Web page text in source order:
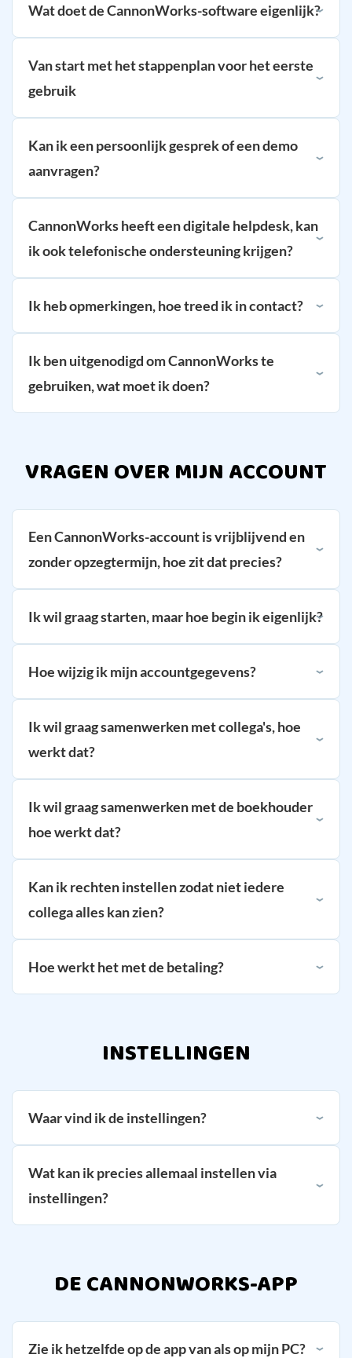
Wat doet de CannonWorks-software eigenlijk?
Van start met het stappenplan voor het eerste
gebruik
Kan ik een persoonlijk gesprek of een demo
aanvragen?
CannonWorks heeft een digitale helpdesk, kan
ik ook telefonische ondersteuning krijgen?
Ik heb opmerkingen, hoe treed ik in contact?
Ik ben uitgenodigd om CannonWorks te
gebruiken, wat moet ik doen?
VRAGEN OVER MIJN ACCOUNT
Een CannonWorks-account is vrijblijvend en
zonder opzegtermijn, hoe zit dat precies?
Ik wil graag starten, maar hoe begin ik eigenlijk?
Hoe wijzig ik mijn accountgegevens?
Ik wil graag samenwerken met collega's, hoe
werkt dat?
Ik wil graag samenwerken met de boekhouder
hoe werkt dat?
Kan ik rechten instellen zodat niet iedere
collega alles kan zien?
Hoe werkt het met de betaling?
INSTELLINGEN
Waar vind ik de instellingen?
Wat kan ik precies allemaal instellen via
instellingen?
DE CANNONWORKS-APP
Zie ik hetzelfde op de app van als op mijn PC?